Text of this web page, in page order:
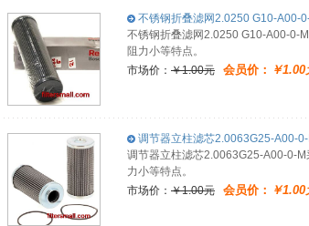
不锈钢折叠滤网2.0250 G10-A00-
不锈钢折叠滤网2.0250 G10-A00-0-
阻力小等特点。
市场价： ￥1.00元 会员价： ￥1.00
调节器立柱滤芯2.0063G25-A00-0-
调节器立柱滤芯2.0063G25-A00-0-
力小等特点。
市场价： ￥1.00元 会员价： ￥1.00